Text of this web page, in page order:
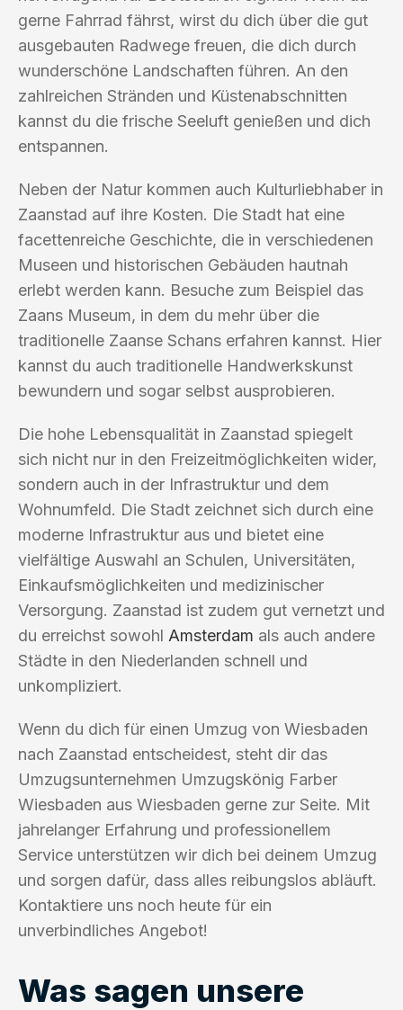
gerne Fahrrad fährst, wirst du dich über die gut
ausgebauten Radwege freuen, die dich durch
wunderschöne Landschaften führen. An den
zahlreichen Stränden und Küstenabschnitten
kannst du die frische Seeluft genießen und dich
entspannen.
Neben der Natur kommen auch Kulturliebhaber in
Zaanstad auf ihre Kosten. Die Stadt hat eine
facettenreiche Geschichte, die in verschiedenen
Museen und historischen Gebäuden hautnah
erlebt werden kann. Besuche zum Beispiel das
Zaans Museum, in dem du mehr über die
traditionelle Zaanse Schans erfahren kannst. Hier
kannst du auch traditionelle Handwerkskunst
bewundern und sogar selbst ausprobieren.
Die hohe Lebensqualität in Zaanstad spiegelt
sich nicht nur in den Freizeitmöglichkeiten wider,
sondern auch in der Infrastruktur und dem
Wohnumfeld. Die Stadt zeichnet sich durch eine
moderne Infrastruktur aus und bietet eine
vielfältige Auswahl an Schulen, Universitäten,
Einkaufsmöglichkeiten und medizinischer
Versorgung. Zaanstad ist zudem gut vernetzt und
du erreichst sowohl Amsterdam als auch andere
Städte in den Niederlanden schnell und
unkompliziert.
Wenn du dich für einen Umzug von Wiesbaden
nach Zaanstad entscheidest, steht dir das
Umzugsunternehmen Umzugskönig Farber
Wiesbaden aus Wiesbaden gerne zur Seite. Mit
jahrelanger Erfahrung und professionellem
Service unterstützen wir dich bei deinem Umzug
und sorgen dafür, dass alles reibungslos abläuft.
Kontaktiere uns noch heute für ein
unverbindliches Angebot!
Was sagen unsere